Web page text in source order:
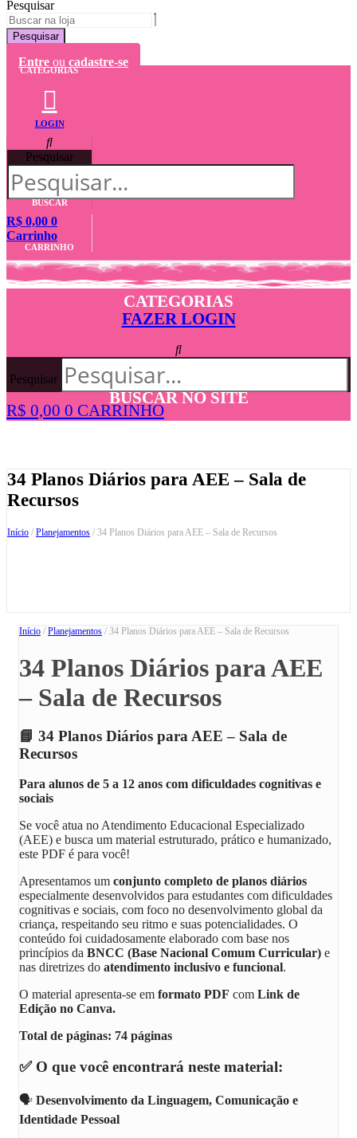
Pesquisar
Pesquisar
Entre ou cadastre-se
CATEGORIAS
LOGIN
Pesquisar
BUSCAR
R$ 0,00 0
Carrinho
CARRINHO
CATEGORIAS
FAZER LOGIN
Pesquisar
BUSCAR NO SITE
R$ 0,00 0 CARRINHO
34 Planos Diários para AEE – Sala de
Recursos
Início / Planejamentos / 34 Planos Diários para AEE – Sala de Recursos
Início / Planejamentos / 34 Planos Diários para AEE – Sala de Recursos
34 Planos Diários para AEE
– Sala de Recursos
📘 34 Planos Diários para AEE – Sala de
Recursos
Para alunos de 5 a 12 anos com dificuldades cognitivas e
sociais
Se você atua no Atendimento Educacional Especializado
(AEE) e busca um material estruturado, prático e humanizado,
este PDF é para você!
Apresentamos um conjunto completo de planos diários
especialmente desenvolvidos para estudantes com dificuldades
cognitivas e sociais, com foco no desenvolvimento global da
criança, respeitando seu ritmo e suas potencialidades. O
conteúdo foi cuidadosamente elaborado com base nos
princípios da BNCC (Base Nacional Comum Curricular) e
nas diretrizes do atendimento inclusivo e funcional.
O material apresenta-se em formato PDF com Link de
Edição no Canva.
Total de páginas: 74 páginas
✅ O que você encontrará neste material:
🗣️ Desenvolvimento da Linguagem, Comunicação e
Identidade Pessoal